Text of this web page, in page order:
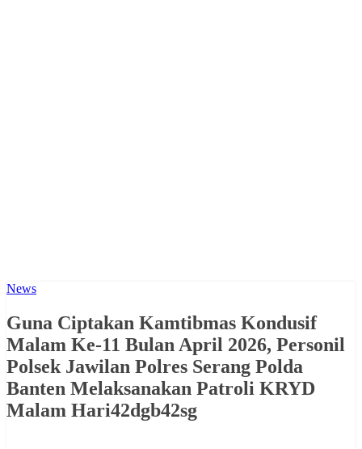
News
Guna Ciptakan Kamtibmas Kondusif
Malam Ke-11 Bulan April 2026, Personil
Polsek Jawilan Polres Serang Polda
Banten Melaksanakan Patroli KRYD
Malam Hari42dgb42sg